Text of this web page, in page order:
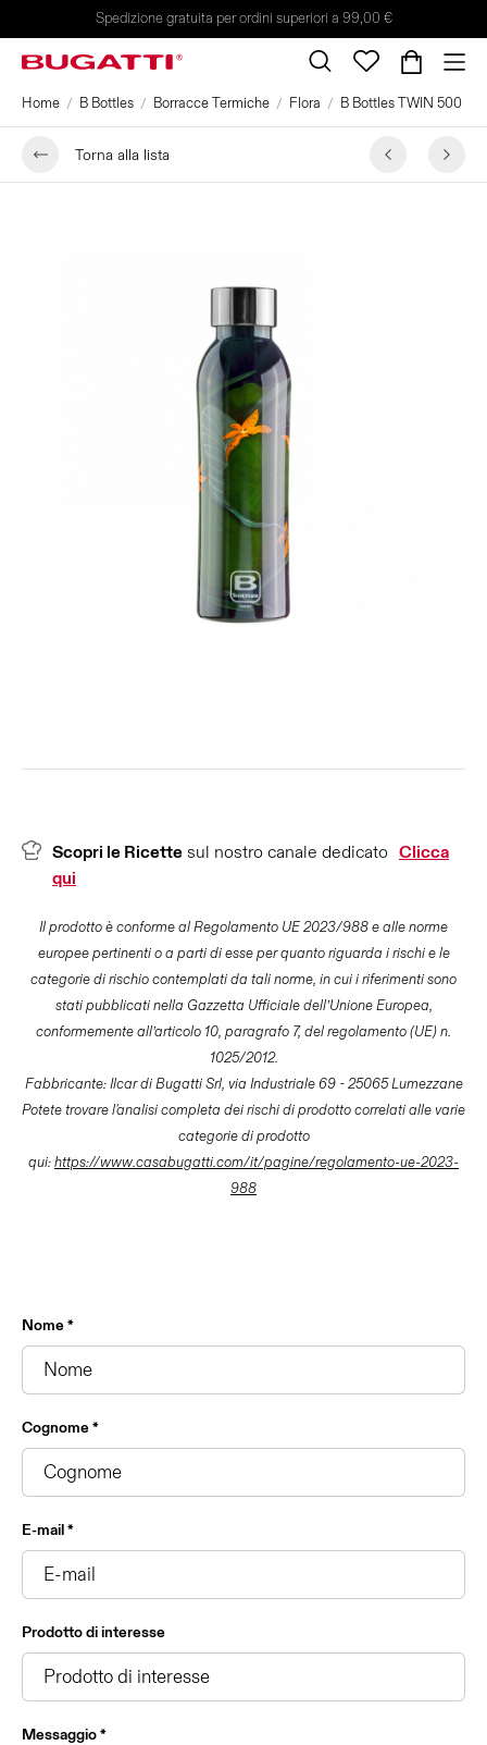
Spedizione gratuita per ordini superiori a 99,00 €
Home B Bottles Borracce Termiche Flora B Bottles TWIN 500
Torna alla lista
Scopri le Ricette sul nostro canale dedicato Clicca
qui
Il prodotto è conforme al Regolamento UE 2023/988 e alle norme
europee pertinenti o a parti di esse per quanto riguarda i rischi e le
categorie di rischio contemplati da tali norme, in cui i riferimenti sono
stati pubblicati nella Gazzetta Ufficiale dell’Unione Europea,
conformemente all’articolo 10, paragrafo 7, del regolamento (UE) n.
1025/2012.
Fabbricante: Ilcar di Bugatti Srl, via Industriale 69 - 25065 Lumezzane
Potete trovare l'analisi completa dei rischi di prodotto correlati alle varie
categorie di prodotto
qui:https://www.casabugatti.com/it/pagine/regolamento-ue-2023-
988
Nome *
Cognome *
E-mail *
Prodotto di interesse
Messaggio *